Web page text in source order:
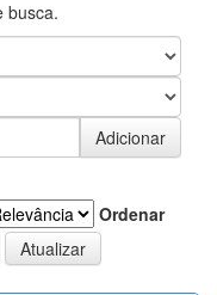
busca.
Ordenar